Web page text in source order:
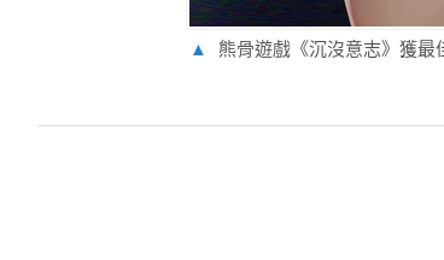
▲ 熊骨遊戲《沉沒意志》獲最